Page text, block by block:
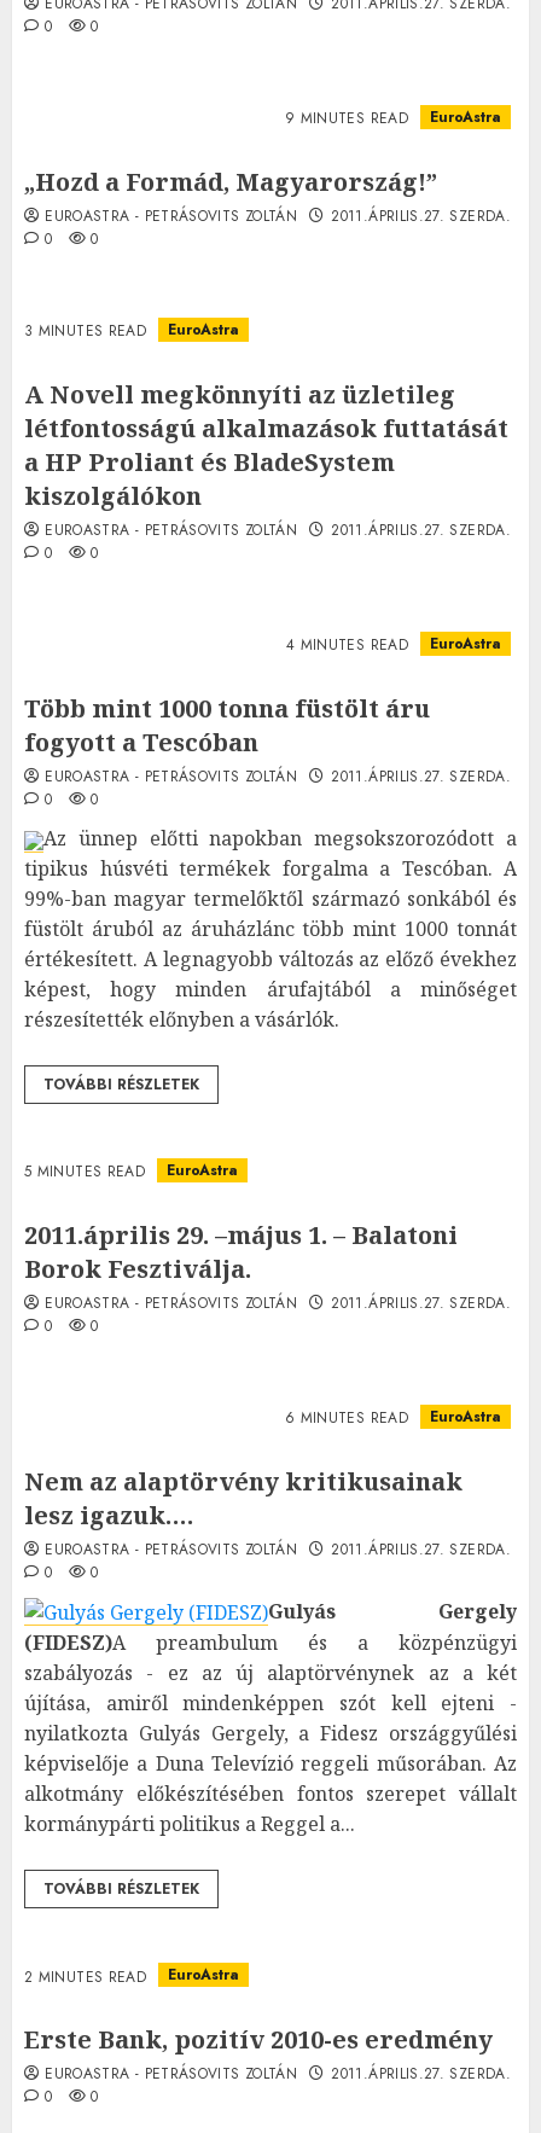
0
0
9 MINUTES READ EuroAstra
„Hozd a Formád, Magyarország!”
EUROASTRA - PETRÁSOVITS ZOLTÁN
2011.ÁPRILIS.27. SZERDA.
0
0
3 MINUTES READ EuroAstra
A Novell megkönnyíti az üzletileg
létfontosságú alkalmazások futtatását
a HP Proliant és BladeSystem
kiszolgálókon
EUROASTRA - PETRÁSOVITS ZOLTÁN
2011.ÁPRILIS.27. SZERDA.
0
0
4 MINUTES READ EuroAstra
Több mint 1000 tonna füstölt áru
fogyott a Tescóban
EUROASTRA - PETRÁSOVITS ZOLTÁN
2011.ÁPRILIS.27. SZERDA.
0
0
Az ünnep előtti napokban megsokszorozódott a
tipikus húsvéti termékek forgalma a Tescóban. A
99%-ban magyar termelőktől származó sonkából és
füstölt áruból az áruházlánc több mint 1000 tonnát
értékesített. A legnagyobb változás az előző évekhez
képest, hogy minden árufajtából a minőséget
részesítették előnyben a vásárlók.
TOVÁBBI RÉSZLETEK
5 MINUTES READ EuroAstra
2011.április 29. –május 1. – Balatoni
Borok Fesztiválja.
EUROASTRA - PETRÁSOVITS ZOLTÁN
2011.ÁPRILIS.27. SZERDA.
0
0
6 MINUTES READ EuroAstra
Nem az alaptörvény kritikusainak
lesz igazuk….
EUROASTRA - PETRÁSOVITS ZOLTÁN
2011.ÁPRILIS.27. SZERDA.
0
0
Gulyás Gergely
(FIDESZ)A preambulum és a közpénzügyi
szabályozás - ez az új alaptörvénynek az a két
újítása, amiről mindenképpen szót kell ejteni -
nyilatkozta Gulyás Gergely, a Fidesz országgyűlési
képviselője a Duna Televízió reggeli műsorában. Az
alkotmány előkészítésében fontos szerepet vállalt
kormánypárti politikus a Reggel a...
TOVÁBBI RÉSZLETEK
2 MINUTES READ EuroAstra
Erste Bank, pozitív 2010-es eredmény
EUROASTRA - PETRÁSOVITS ZOLTÁN
2011.ÁPRILIS.27. SZERDA.
0
0